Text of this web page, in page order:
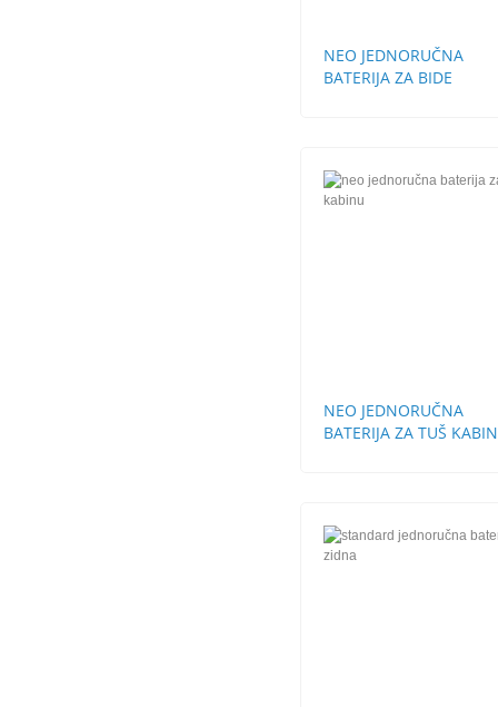
NEO JEDNORUČNA
BATERIJA ZA BIDE
NEO JEDNORUČNA
BATERIJA ZA TUŠ